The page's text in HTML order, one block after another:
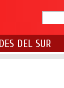
DEL SUR